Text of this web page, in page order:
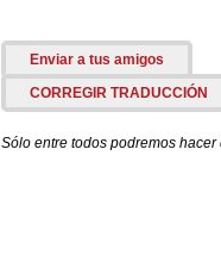
Enviar a tus amigos
CORREGIR TRADUCCIÓN
Sólo entre todos podremos hacer